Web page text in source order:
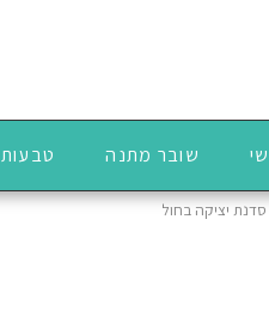
שובר מתנה טבעות
סדנת יציקה בחול